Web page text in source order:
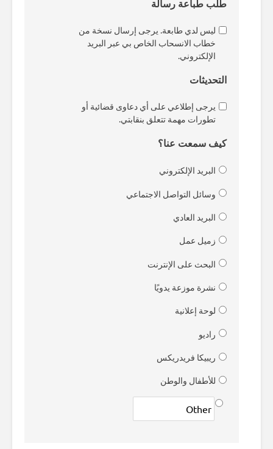
طلب طباعة رسالة
ليس لدي طابعة. يرجى إرسال نسخة من
خطاب الانسحاب الخاص بي عبر البريد
الإلكتروني.
التحديثات
يرجى إطلاعي على أي دعاوى قضائية أو
تطورات مهمة تتعلق بنقابتي.
كيف سمعت عنا؟
البريد الإلكتروني
وسائل التواصل الاجتماعي
البريد العادي
زميل عمل
البحث على الإنترنت
نشرة موزعة يدويًا
لوحة إعلانية
راديو
ريبيكا فريدريكس
للأطفال والوطن